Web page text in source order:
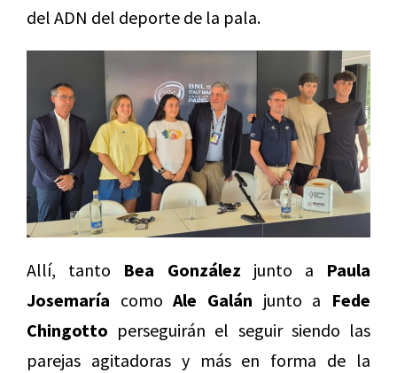
del ADN del deporte de la pala.
Allí, tanto Bea González junto a Paula
Josemaría comoAle Galán junto a Fede
Chingotto perseguirán el seguir siendo las
parejas agitadoras y más en forma de la